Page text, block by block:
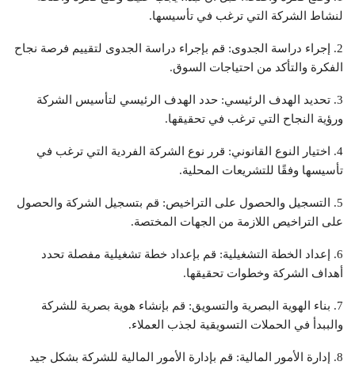
لنشاط الشركة التي ترغب في تأسيسها.
2. إجراء دراسة الجدوى: قم بإجراء دراسة الجدوى لتقييم فرصة نجاح
الفكرة والتأكد من احتياجات السوق.
3. تحديد الهدف الرئيسي: حدد الهدف الرئيسي لتأسيس الشركة
ورؤية النجاح التي ترغب في تحقيقها.
4. اختيار النوع القانوني: قرر نوع الشركة الفردية التي ترغب في
تأسيسها وفقًا للتشريعات المحلية.
5. التسجيل والحصول على التراخيص: قم بتسجيل الشركة والحصول
على التراخيص اللازمة من الجهات المختصة.
6. إعداد الخطة التشغيلية: قم بإعداد خطة تشغيلية مفصلة تحدد
أهداف الشركة وخطوات تحقيقها.
7. بناء الهوية البصرية والتسويق: قم بإنشاء هوية بصرية للشركة
والببدأ في الحملات التسويقية لجذب العملاء.
8. إدارة الأمور المالية: قم بإدارة الأمور المالية للشركة بشكل جيد